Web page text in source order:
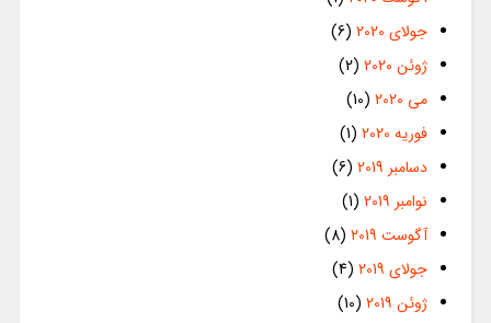
جولای 2020
(6)
ژوئن 2020
(2)
می 2020
(10)
فوریه 2020
(1)
دسامبر 2019
(6)
نوامبر 2019
(1)
آگوست 2019
(8)
جولای 2019
(4)
ژوئن 2019
(10)